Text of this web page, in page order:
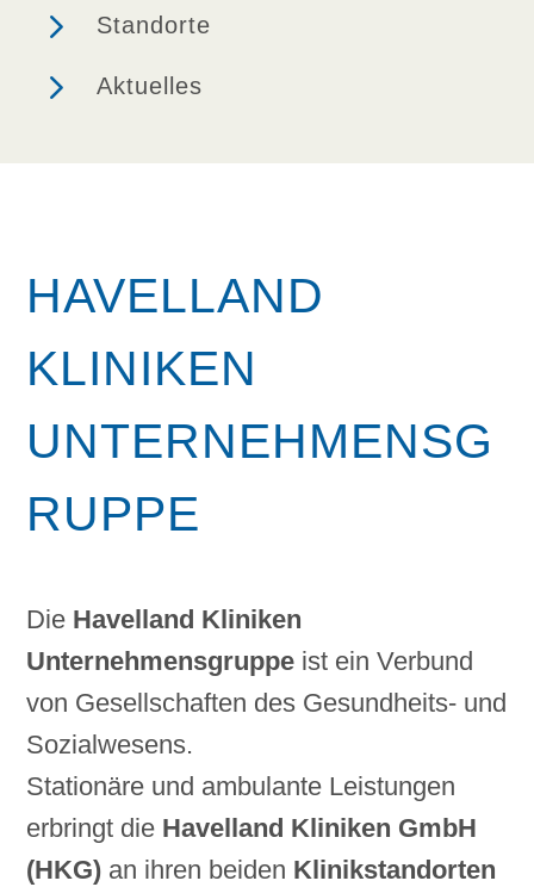
5 Standorte
5 Aktuelles
HAVELLAND
KLINIKEN
UNTERNEHMENSG
RUPPE
Die Havelland Kliniken
Unternehmensgruppe ist ein Verbund
von Gesellschaften des Gesundheits- und
Sozialwesens.
Stationäre und ambulante Leistungen
erbringt die Havelland Kliniken GmbH
(HKG) an ihren beiden Klinikstandorten